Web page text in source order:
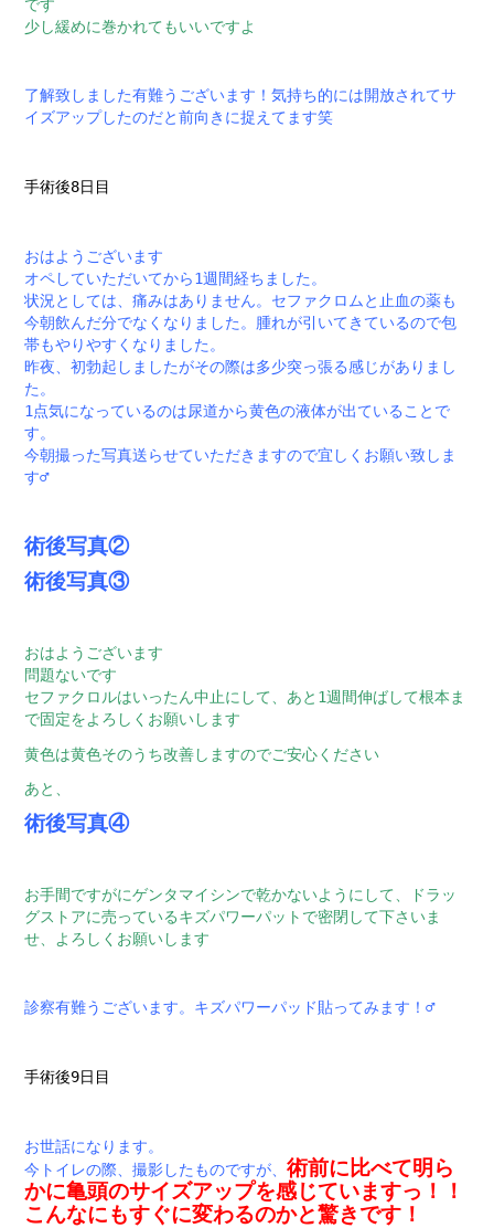
です
少し緩めに巻かれてもいいですよ
了解致しました有難うございます！気持ち的には開放されてサ
イズアップしたのだと前向きに捉えてます笑
手術後8日目
おはようございます
オペしていただいてから1週間経ちました。
状況としては、痛みはありません。セファクロムと止血の薬も
今朝飲んだ分でなくなりました。腫れが引いてきているので包
帯もやりやすくなりました。
昨夜、初勃起しましたがその際は多少突っ張る感じがありまし
た。
1点気になっているのは尿道から黄色の液体が出ていることで
す。
今朝撮った写真送らせていただきますので宜しくお願い致しま
す‍♂️
術後写真②
術後写真③
おはようございます
問題ないです
セファクロルはいったん中止にして、あと1週間伸ばして根本ま
で固定をよろしくお願いします
黄色は黄色そのうち改善しますのでご安心ください
あと、
術後写真④
お手間ですがにゲンタマイシンで乾かないようにして、ドラッ
グストアに売っているキズパワーパットで密閉して下さいま
せ、よろしくお願いします
診察有難うございます。キズパワーパッド貼ってみます！‍♂️
手術後9日目
お世話になります。
今トイレの際、撮影したものですが、 術前に比べて明ら
かに亀頭のサイズアップを感じていますっ！！
こんなにもすぐに変わるのかと驚きです！